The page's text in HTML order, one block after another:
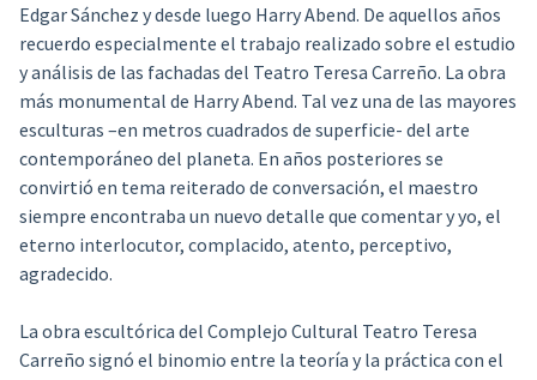
Edgar Sánchez y desde luego Harry Abend. De aquellos años
recuerdo especialmente el trabajo realizado sobre el estudio
y análisis de las fachadas del Teatro Teresa Carreño. La obra
más monumental de Harry Abend. Tal vez una de las mayores
esculturas –en metros cuadrados de superficie- del arte
contemporáneo del planeta. En años posteriores se
convirtió en tema reiterado de conversación, el maestro
siempre encontraba un nuevo detalle que comentar y yo, el
eterno interlocutor, complacido, atento, perceptivo,
agradecido.
La obra escultórica del Complejo Cultural Teatro Teresa
Carreño signó el binomio entre la teoría y la práctica con el